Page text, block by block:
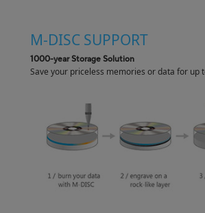
M-DISC SUPPORT
1000-year Storage Solution
Save your priceless memories or data for up